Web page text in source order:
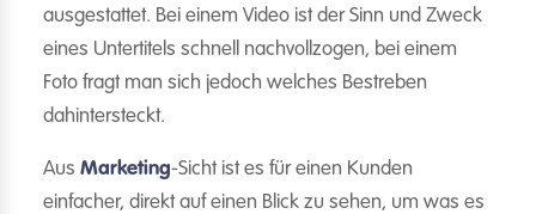
ausgestattet. Bei einem Video ist der Sinn und Zweck
eines Untertitels schnell nachvollzogen, bei einem
Foto fragt man sich jedoch welches Bestreben
dahintersteckt.
Aus Marketing-Sicht ist es für einen Kunden
einfacher, direkt auf einen Blick zu sehen, um was es